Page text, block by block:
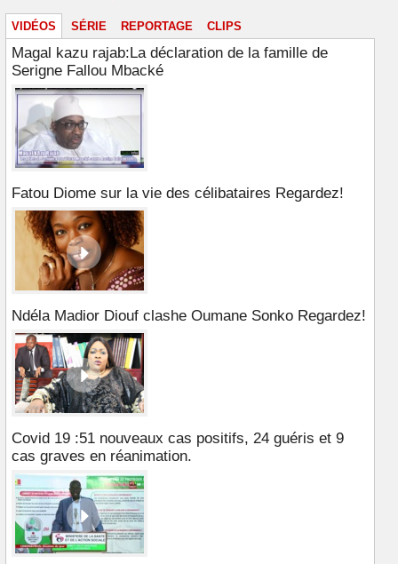
VIDÉOS SÉRIE REPORTAGE CLIPS
Magal kazu rajab:La déclaration de la famille de
Serigne Fallou Mbacké
Fatou Diome sur la vie des célibataires Regardez!
Ndéla Madior Diouf clashe Oumane Sonko Regardez!
Covid 19 :51 nouveaux cas positifs, 24 guéris et 9
cas graves en réanimation.